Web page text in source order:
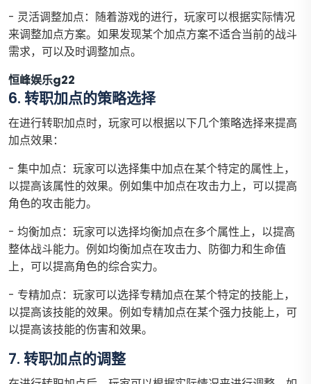
- 灵活调整加点：随着游戏的进行，玩家可以根据实际情况
来调整加点方案。如果发现某个加点方案不适合当前的战斗
需求，可以及时调整加点。
恒峰娱乐g22
6. 转职加点的策略选择
在进行转职加点时，玩家可以根据以下几个策略选择来提高
加点效果：
- 集中加点：玩家可以选择集中加点在某个特定的属性上，
以提高该属性的效果。例如集中加点在攻击力上，可以提高
角色的攻击能力。
- 均衡加点：玩家可以选择均衡加点在多个属性上，以提高
整体战斗能力。例如均衡加点在攻击力、防御力和生命值
上，可以提高角色的综合实力。
- 专精加点：玩家可以选择专精加点在某个特定的技能上，
以提高该技能的效果。例如专精加点在某个强力技能上，可
以提高该技能的伤害和效果。
7. 转职加点的调整